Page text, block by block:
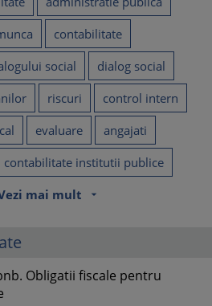
contabilitate
social
dialog social
riscuri
control intern
evaluare
angajati
contabilitate institutii publice
mai mult arrow_drop_down
Obligatii fiscale pentru